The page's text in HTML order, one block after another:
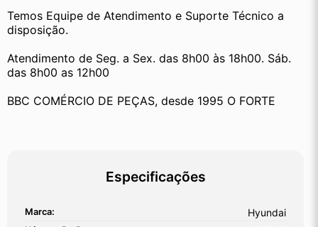
Temos Equipe de Atendimento e Suporte Técnico a
disposição.
Atendimento de Seg. a Sex. das 8h00 às 18h00. Sáb.
das 8h00 as 12h00
BBC COMÉRCIO DE PEÇAS, desde 1995 O FORTE
Especificações
Marca: Hyundai